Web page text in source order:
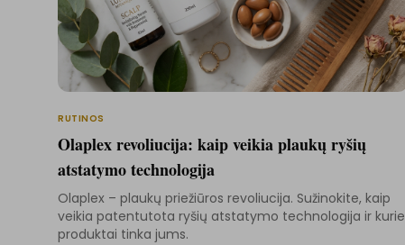
RUTINOS
Olaplex revoliucija: kaip veikia plaukų ryšių
atstatymo technologija
Olaplex – plaukų priežiūros revoliucija. Sužinokite, kaip
veikia patentutota ryšių atstatymo technologija ir kurie
produktai tinka jums.